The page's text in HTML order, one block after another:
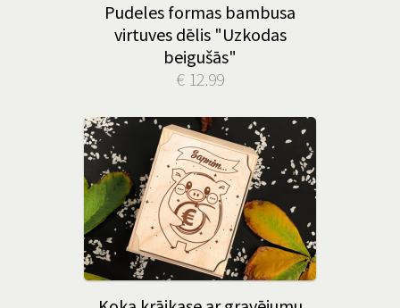
Pudeles formas bambusa
virtuves dēlis "Uzkodas
beigušās"
€ 12.99